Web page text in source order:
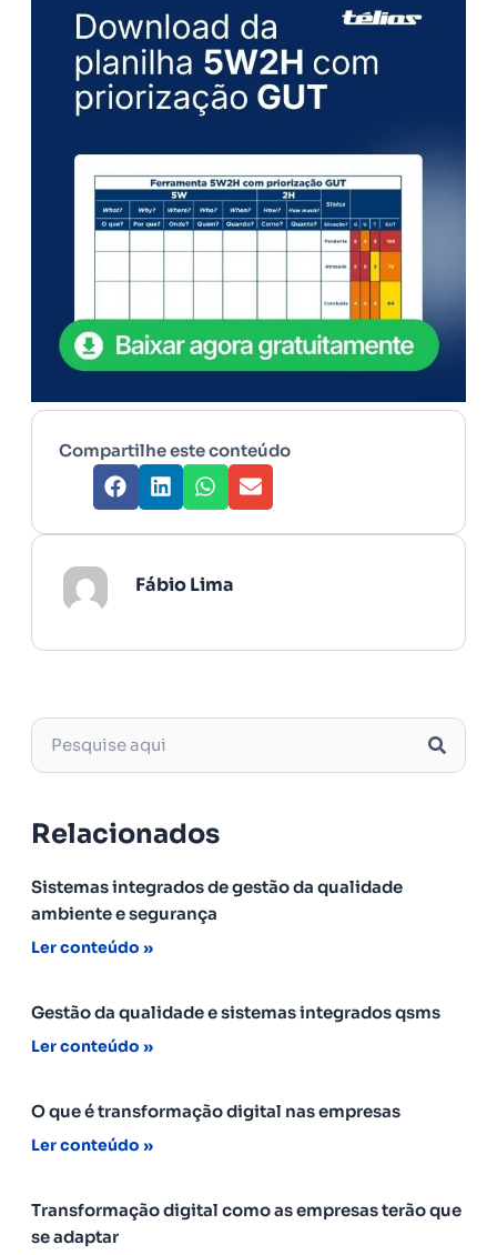
Compartilhe este conteúdo
Fábio Lima
Relacionados
Sistemas integrados de gestão da qualidade
ambiente e segurança
Ler conteúdo »
Gestão da qualidade e sistemas integrados qsms
Ler conteúdo »
O que é transformação digital nas empresas
Ler conteúdo »
Transformação digital como as empresas terão que
se adaptar